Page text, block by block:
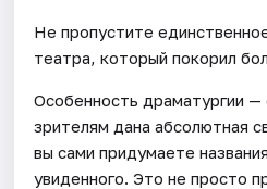
Не пропустите
театра, который покорил
Особенность драматургии —
зрителям дана абсолютная
вы сами придумаете
увиденного. Это не просто